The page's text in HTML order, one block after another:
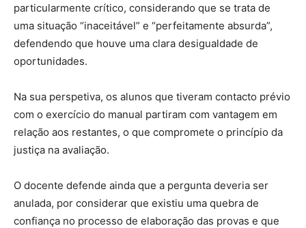
particularmente crítico, considerando que se trata de
uma situação “inaceitável” e “perfeitamente absurda”,
defendendo que houve uma clara desigualdade de
oportunidades.
Na sua perspetiva, os alunos que tiveram contacto prévio
com o exercício do manual partiram com vantagem em
relação aos restantes, o que compromete o princípio da
justiça na avaliação.
O docente defende ainda que a pergunta deveria ser
anulada, por considerar que existiu uma quebra de
confiança no processo de elaboração das provas e que